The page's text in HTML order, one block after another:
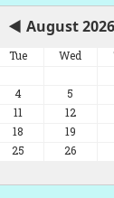
◀ August 2026
Tue Wed
4 5
11 12
18 19
25 26